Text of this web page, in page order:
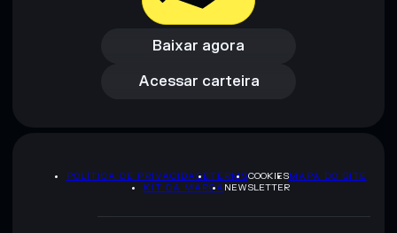
Baixar agora
Baixar agora
Acessar carteira
Acessar carteira
POLÍTICA DE PRIVACIDADETERMSCOOKIESMAPA DO SITE
KIT DA MARCA NEWSLETTER